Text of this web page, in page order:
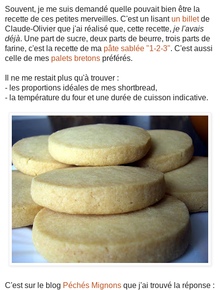
Souvent, je me suis demandé quelle pouvait bien être la
recette de ces petites merveilles. C'est un lisant un billetde
Claude-Olivier que j'ai réalisé que, cette recette, je l'avais
déjà. Une part de sucre, deux parts de beurre, trois parts de
farine, c'est la recette de ma pâte sablée "1-2-3". C'est aussi
celle de mes palets bretons préférés.
Il ne me restait plus qu'à trouver :
- les proportions idéales de mes shortbread,
- la température du four et une durée de cuisson indicative.
C'est sur le blog Péchés Mignons que j'ai trouvé la réponse :